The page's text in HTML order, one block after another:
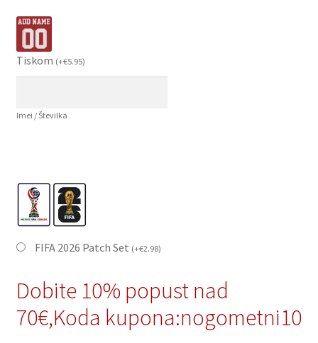
Tiskom (+€5.95)
Imei / Številka
FIFA 2026 Patch Set (+€2.98)
Dobite 10% popust nad
70€,Koda kupona:nogometni10